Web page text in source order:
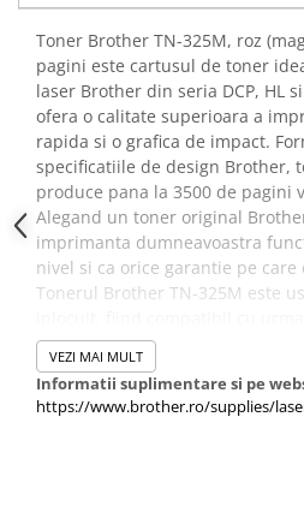
Toner Brother TN-325M, roz
pagini este cartusul de toner
laser Brother din seria DCP, HL
ofera o calitate superioara a
rapida si o grafica de impact.
specificatiile de design Brother,
produce pana la 3500 de pagini
Alegand un toner original
imprimanta dumneavoastra
nivel si ca orice garantie pe
Tonerul Brother TN-325M este
imprimante: DCP-9055CDN, DCP-
HL-4150CDN, HL-4570CDW, HL-
MFC-9465CDN, MFC-9970CDW.
VEZI MAI MULT
Informatii suplimentare si pe
https://www.brother.ro/supplies/